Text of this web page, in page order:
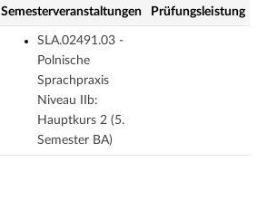
Semesterveranstaltungen Prüfungsleistung
SLA.02491.03 -
Polnische
Sprachpraxis
Niveau IIb:
Hauptkurs 2 (5.
Semester BA)